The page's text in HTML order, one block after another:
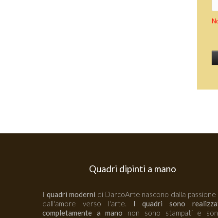
Quadri dipinti a mano
I quadri moderni di DarcoArte nascono dalla passione
dall'amore verso l'arte. I quadri sono
completamente a mano non sono stampati e